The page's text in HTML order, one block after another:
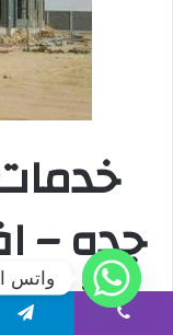
جده –واتس